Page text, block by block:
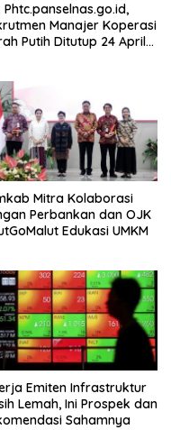
Phtc.panselnas.go.id,
Manajer Koperasi
Putih Ditutup 24 April
Mitra Kolaborasi
Perbankan dan OJK
Edukasi UMKM
Emiten Infrastruktur
Lemah, Ini Prospek dan
Sahamnya